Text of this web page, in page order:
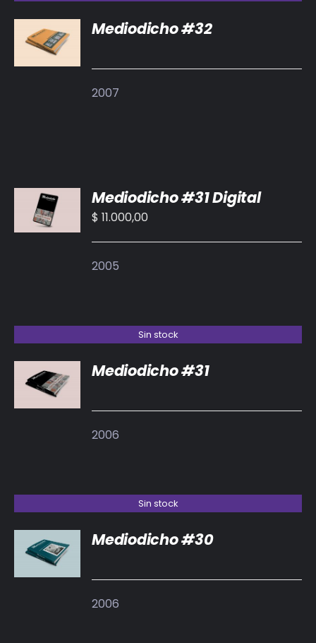
DETALLES
Mediodicho #32
2007
AL
CARRITO
/
Mediodicho #31 Digital
$ 11.000,00
2005
Sin stock
DETALLES
Mediodicho #31
2006
Sin stock
DETALLES
Mediodicho #30
2006